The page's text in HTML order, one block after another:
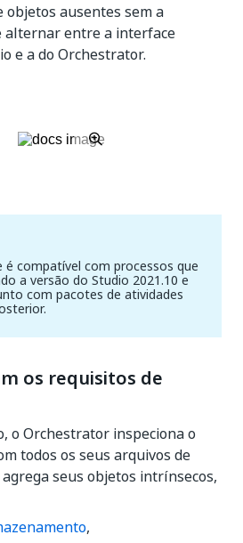
objetos ausentes sem a
alternar entre a interface
e a do Orchestrator.
é compatível com processos que
a versão do Studio 2021.10 e
com pacotes de atividades
os requisitos de
o Orchestrator inspeciona o
todos os seus arquivos de
seus objetos intrínsecos,
,